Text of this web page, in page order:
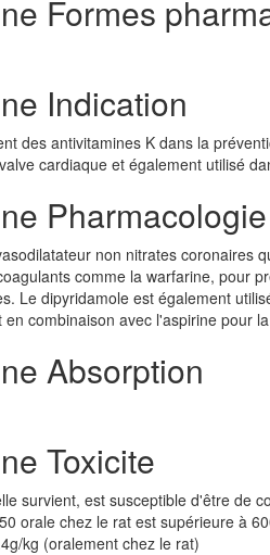
Formes
Indication
des antivitamines K dans la
cardiaque et également utilisé
Pharmacologie
non nitrates coronaires
comme la warfarine, pour
Le dipyridamole est également
combinaison avec l'aspirine pour
Absorption
Toxicite
survient, est susceptible d'être de
orale chez le rat est supérieure à
kg (oralement chez le rat)